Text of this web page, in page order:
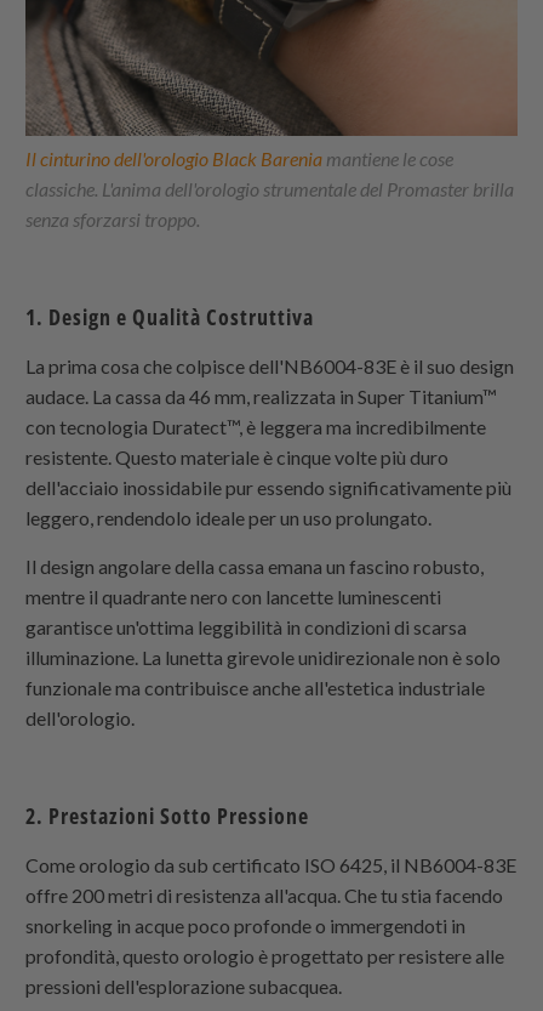
Il cinturino dell'orologio Black Barenia mantiene le cose
classiche. L'anima dell'orologio strumentale del Promaster brilla
senza sforzarsi troppo.
1. Design e Qualità Costruttiva
La prima cosa che colpisce dell'NB6004-83E è il suo design
audace. La cassa da 46 mm, realizzata in Super Titanium™
con tecnologia Duratect™, è leggera ma incredibilmente
resistente. Questo materiale è cinque volte più duro
dell'acciaio inossidabile pur essendo significativamente più
leggero, rendendolo ideale per un uso prolungato.
Il design angolare della cassa emana un fascino robusto,
mentre il quadrante nero con lancette luminescenti
garantisce un'ottima leggibilità in condizioni di scarsa
illuminazione. La lunetta girevole unidirezionale non è solo
funzionale ma contribuisce anche all'estetica industriale
dell'orologio.
2. Prestazioni Sotto Pressione
Come orologio da sub certificato ISO 6425, il NB6004-83E
offre 200 metri di resistenza all'acqua. Che tu stia facendo
snorkeling in acque poco profonde o immergendoti in
profondità, questo orologio è progettato per resistere alle
pressioni dell'esplorazione subacquea.